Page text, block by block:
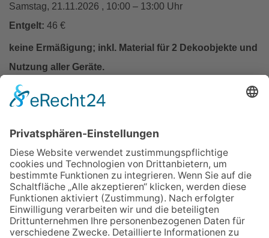
Samstag, 21.11.2026 , 10:00 – 13:00 Uhr
Entgelt: 46 €
keine Ermäßigung; inkl. Material für 2 Dekoobjekte und
Nutzung aller Geräte.
Zurück